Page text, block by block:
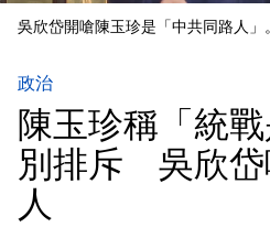
吳欣岱開嗆陳玉珍是「中共同路人」
政治
陳玉珍稱「統戰
別排斥 吳欣岱
人